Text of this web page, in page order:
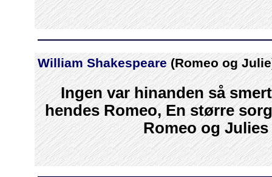
William Shakespeare (Romeo og
Ingen var hinanden så
hendes Romeo, En større
Romeo og